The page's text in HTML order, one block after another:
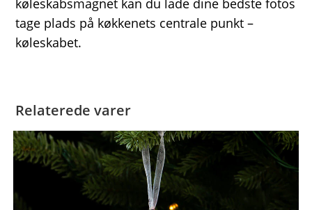
køleskabsmagnet kan du lade dine bedste fotos
tage plads på køkkenets centrale punkt –
køleskabet.
Relaterede varer